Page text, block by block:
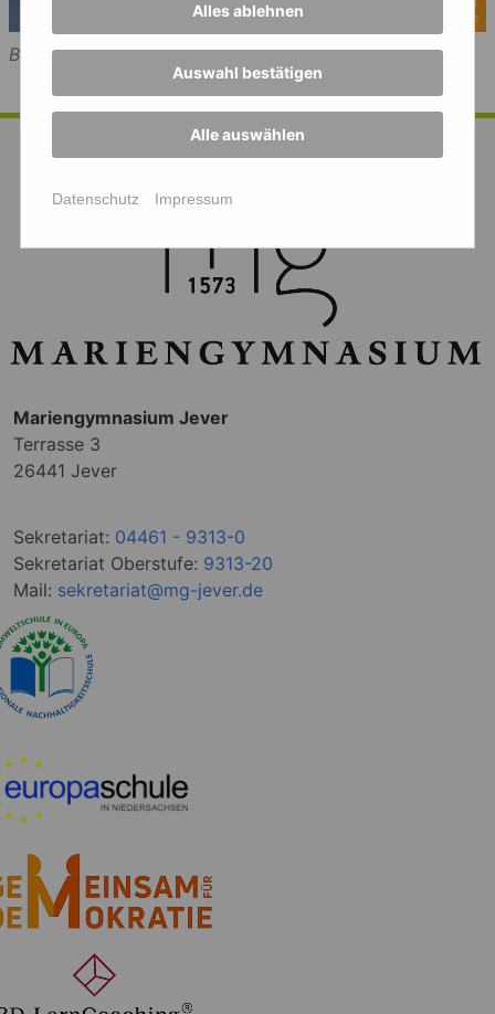
Bild: MG
Mariengymnasium Jever
Terrasse 3
26441 Jever
Sekretariat: 04461 - 9313-0
Sekretariat Oberstufe: 9313-20
Mail: sekretariat@mg-jever.de
Alles ablehnen
Auswahl bestätigen
Alle auswählen
Datenschutz Impressum